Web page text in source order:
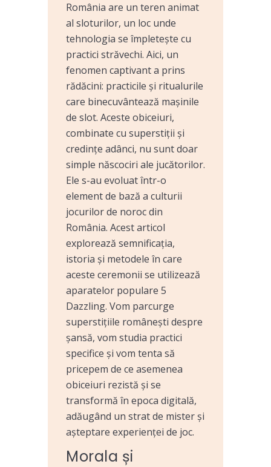
România are un teren animat
al sloturilor, un loc unde
tehnologia se împletește cu
practici străvechi. Aici, un
fenomen captivant a prins
rădăcini: practicile și ritualurile
care binecuvântează mașinile
de slot. Aceste obiceiuri,
combinate cu superstiții și
credințe adânci, nu sunt doar
simple născociri ale jucătorilor.
Ele s-au evoluat într-o
element de bază a culturii
jocurilor de noroc din
România. Acest articol
explorează semnificația,
istoria și metodele în care
aceste ceremonii se utilizează
aparatelor populare 5
Dazzling. Vom parcurge
superstițiile românești despre
șansă, vom studia practici
specifice și vom tenta să
pricepem de ce asemenea
obiceiuri rezistă și se
transformă în epoca digitală,
adăugând un strat de mister și
așteptare experienței de joc.
Morala și